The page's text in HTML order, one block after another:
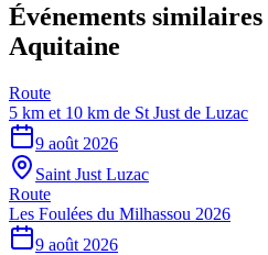
Événements similaires
Aquitaine
Route
5 km et 10 km de St Just de Luzac
9 août 2026
Saint Just Luzac
Route
Les Foulées du Milhassou 2026
9 août 2026